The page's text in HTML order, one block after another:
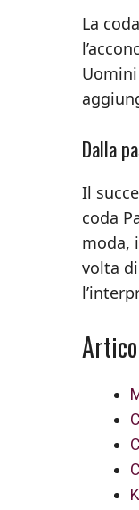
La
Dalla
Il
coda
moda,
volta